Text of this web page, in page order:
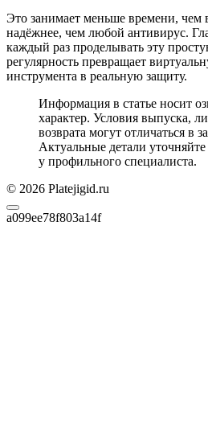
Это занимает меньше времени, чем
надёжнее, чем любой антивирус.
каждый раз проделывать эту
регулярность превращает
инструмента в реальную защиту.
Информация в статье носит
характер. Условия выпуска,
возврата могут отличаться в
Актуальные детали
у профильного специалиста.
© 2026 Platejigid.ru
a099ee78f803a14f